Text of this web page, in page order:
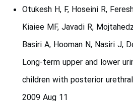
Otukesh H, F, Hoseini R,
Kiaiee MF, Javadi R,
Basiri A, Hooman N, Nasiri J,
Long-term upper and lower
children with posterior
2009 Aug 11